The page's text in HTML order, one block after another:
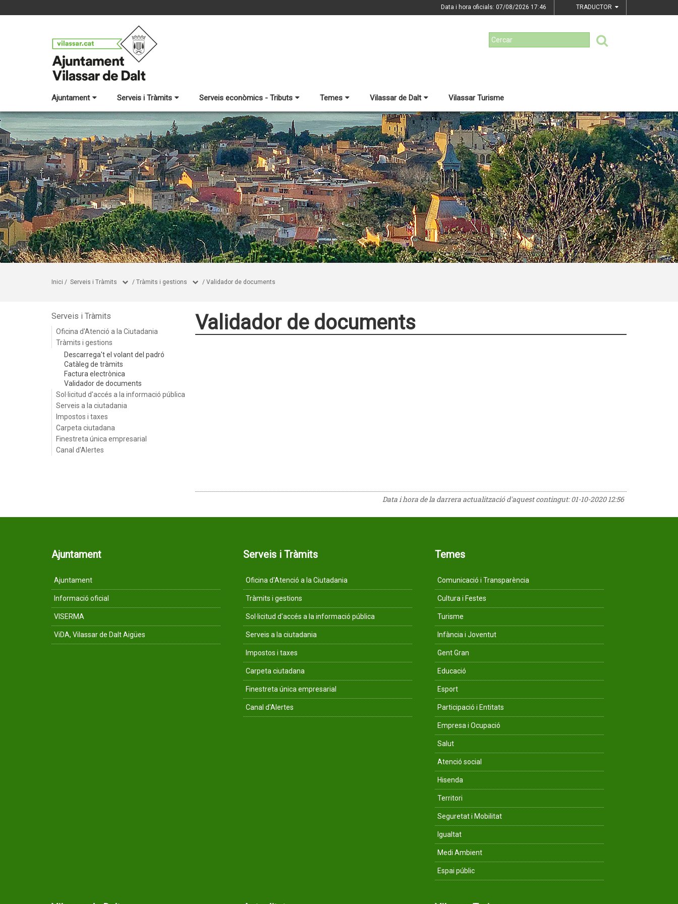
Data i hora oficials: 07/08/2026 17:46 TRADUCTOR
Ajuntament Serveis i Tràmits Serveis econòmics - Tributs Temes Vilassar de Dalt Vilassar Turisme
Inici / Serveis i Tràmits / Tràmits i gestions / Validador de documents
Serveis i Tràmits
Oficina d'Atenció a la Ciutadania
Tràmits i gestions
Descarrega't el volant del padró
Catàleg de tràmits
Factura electrònica
Validador de documents
Sol·licitud d'accés a la informació pública
Serveis a la ciutadania
Impostos i taxes
Carpeta ciutadana
Finestreta única empresarial
Canal d'Alertes
Validador de documents
Data i hora de la darrera actualització d'aquest contingut:01-10-2020 12:56
Ajuntament
Ajuntament
Informació oficial
VISERMA
ViDA, Vilassar de Dalt Aigües
Serveis i Tràmits
Oficina d'Atenció a la Ciutadania
Tràmits i gestions
Sol·licitud d'accés a la informació pública
Serveis a la ciutadania
Impostos i taxes
Carpeta ciutadana
Finestreta única empresarial
Canal d'Alertes
Temes
Comunicació i Transparència
Cultura i Festes
Turisme
Infància i Joventut
Gent Gran
Educació
Esport
Participació i Entitats
Empresa i Ocupació
Salut
Atenció social
Hisenda
Territori
Seguretat i Mobilitat
Igualtat
Medi Ambient
Espai públic